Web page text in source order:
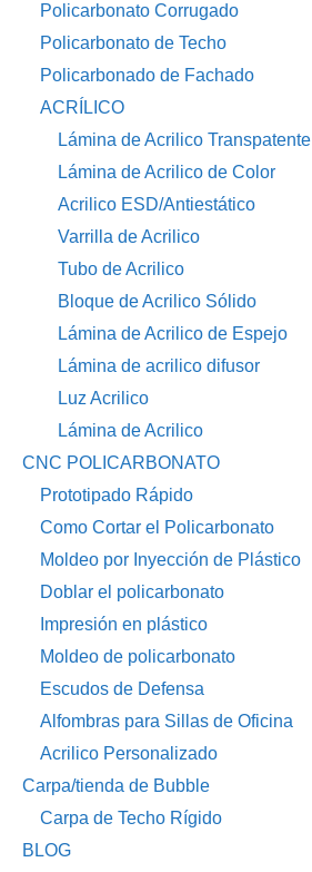
Policarbonato Corrugado
Policarbonato de Techo
Policarbonado de Fachado
ACRÍLICO
Lámina de Acrilico Transpatente
Lámina de Acrilico de Color
Acrilico ESD/Antiestático
Varrilla de Acrilico
Tubo de Acrilico
Bloque de Acrilico Sólido
Lámina de Acrilico de Espejo
Lámina de acrilico difusor
Luz Acrilico
Lámina de Acrilico
CNC POLICARBONATO
Prototipado Rápido
Como Cortar el Policarbonato
Moldeo por Inyección de Plástico
Doblar el policarbonato
Impresión en plástico
Moldeo de policarbonato
Escudos de Defensa
Alfombras para Sillas de Oficina
Acrilico Personalizado
Carpa/tienda de Bubble
Carpa de Techo Rígido
BLOG